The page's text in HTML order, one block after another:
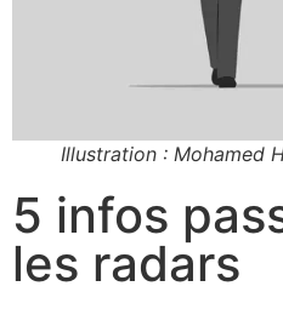
Illustration : Mohamed
5 infos
les radars